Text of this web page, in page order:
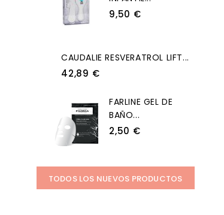
9,50 €
CAUDALIE RESVERATROL LIFT...
42,89 €
FARLINE GEL DE
BAÑO...
2,50 €
TODOS LOS NUEVOS PRODUCTOS